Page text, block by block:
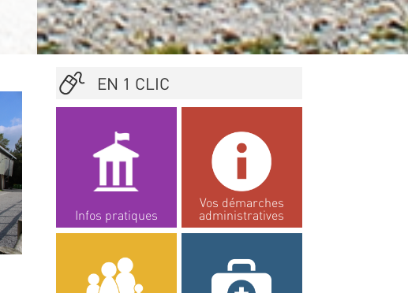
EN 1 CLIC
Infos pratiques
Vos démarches
administratives